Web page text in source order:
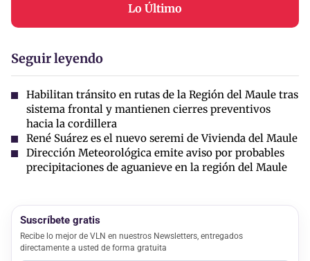
Lo Último
Seguir leyendo
Habilitan tránsito en rutas de la Región del Maule tras
sistema frontal y mantienen cierres preventivos
hacia la cordillera
René Suárez es el nuevo seremi de Vivienda del Maule
Dirección Meteorológica emite aviso por probables
precipitaciones de aguanieve en la región del Maule
Suscríbete gratis
Recibe lo mejor de VLN en nuestros Newsletters, entregados
directamente a usted de forma gratuita